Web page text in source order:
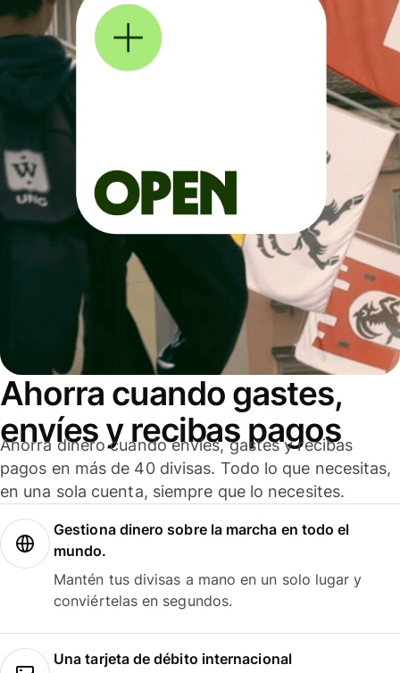
Ahorra cuando gastes,
envíes y recibas pagos
Ahorra dinero cuando envíes, gastes y recibas
pagos en más de 40 divisas. Todo lo que necesitas,
en una sola cuenta, siempre que lo necesites.
Gestiona dinero sobre la marcha en todo el
mundo.
Mantén tus divisas a mano en un solo lugar y
conviértelas en segundos.
Una tarjeta de débito internacional